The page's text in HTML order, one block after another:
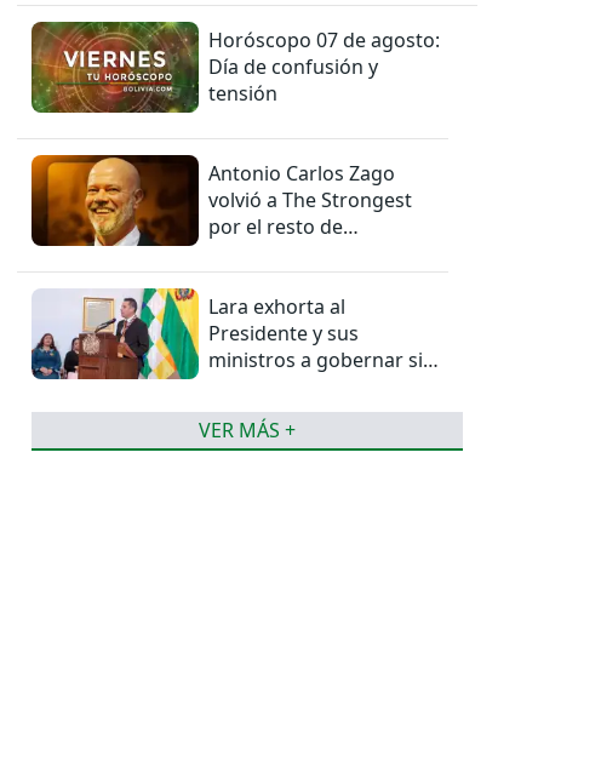
Horóscopo 07 de agosto:
Día de confusión y
tensión
Antonio Carlos Zago
volvió a The Strongest
por el resto de
Lara exhorta al
Presidente y sus
ministros a gobernar sin
VER MÁS +